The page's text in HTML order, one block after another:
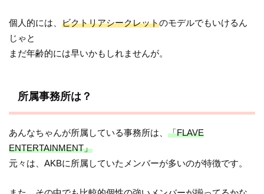
個人的には、ビクトリアシークレットのモデルでもいけるん
じゃと
まだ年齢的には早いかもしれませんが。
所属事務所は？
あんなちゃんが所属している事務所は、「FLAVE
ENTERTAINMENT」
元々は、AKBに所属していたメンバーが多いのが特徴です。